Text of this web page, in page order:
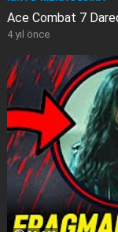
Ace Combat 7
4 yıl önce